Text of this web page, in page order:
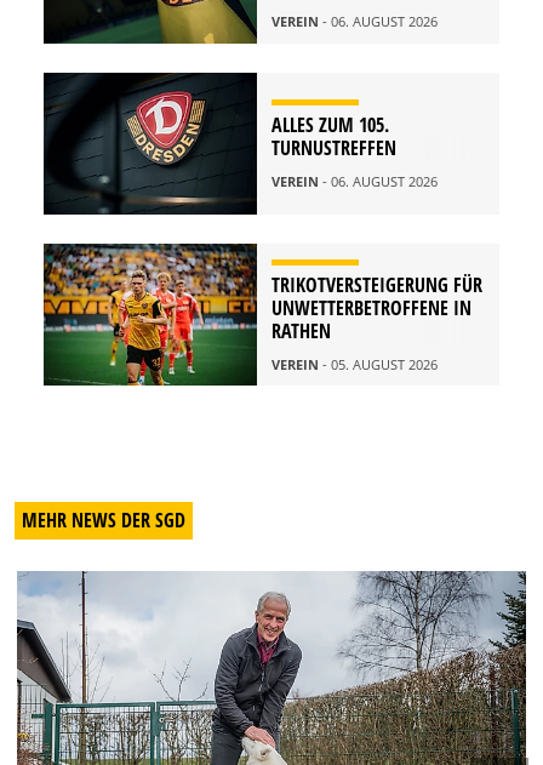
VEREIN - 06. AUGUST 2026
ALLES ZUM 105.
TURNUSTREFFEN
VEREIN - 06. AUGUST 2026
TRIKOTVERSTEIGERUNG FÜR
UNWETTERBETROFFENE IN
RATHEN
VEREIN - 05. AUGUST 2026
MEHR NEWS DER SGD